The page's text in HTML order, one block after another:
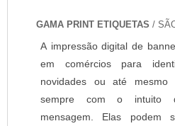
GAMA PRINT ETIQUETAS /
A impressão digital de
em comércios para
novidades ou até mesmo
sempre com o intuito
mensagem. Elas podem